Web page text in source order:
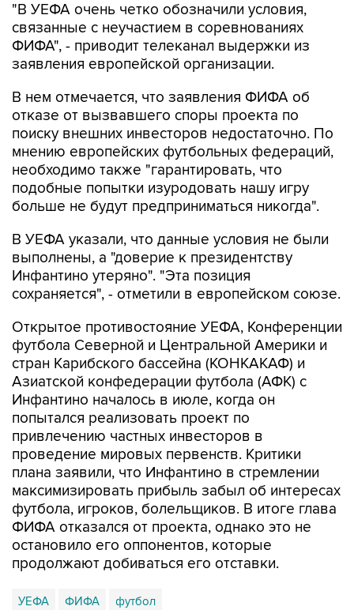
"В УЕФА очень четко обозначили условия,
связанные с неучастием в соревнованиях
ФИФА", - приводит телеканал выдержки из
заявления европейской организации.
В нем отмечается, что заявления ФИФА об
отказе от вызвавшего споры проекта по
поиску внешних инвесторов недостаточно. По
мнению европейских футбольных федераций,
необходимо также "гарантировать, что
подобные попытки изуродовать нашу игру
больше не будут предприниматься никогда".
В УЕФА указали, что данные условия не были
выполнены, а "доверие к президентству
Инфантино утеряно". "Эта позиция
сохраняется", - отметили в европейском союзе.
Открытое противостояние УЕФА, Конференции
футбола Северной и Центральной Америки и
стран Карибского бассейна (КОНКАКАФ) и
Азиатской конфедерации футбола (АФК) с
Инфантино началось в июле, когда он
попытался реализовать проект по
привлечению частных инвесторов в
проведение мировых первенств. Критики
плана заявили, что Инфантино в стремлении
максимизировать прибыль забыл об интересах
футбола, игроков, болельщиков. В итоге глава
ФИФА отказался от проекта, однако это не
остановило его оппонентов, которые
продолжают добиваться его отставки.
УЕФА ФИФА футбол